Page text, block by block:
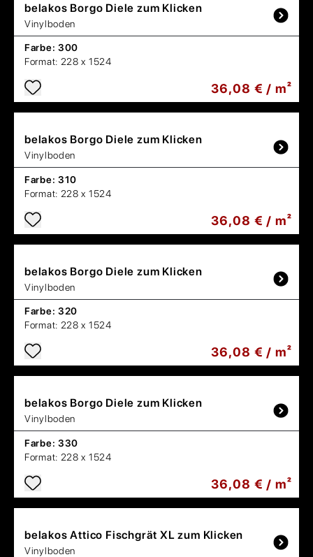
belakos Borgo Diele zum Klicken
Vinylboden
Farbe: 300
Format: 228 x 1524
36,08 € / m²
belakos Borgo Diele zum Klicken
Vinylboden
Farbe: 310
Format: 228 x 1524
36,08 € / m²
belakos Borgo Diele zum Klicken
Vinylboden
Farbe: 320
Format: 228 x 1524
36,08 € / m²
belakos Borgo Diele zum Klicken
Vinylboden
Farbe: 330
Format: 228 x 1524
36,08 € / m²
belakosAttico Fischgrät XL zum Klicken
Vinylboden